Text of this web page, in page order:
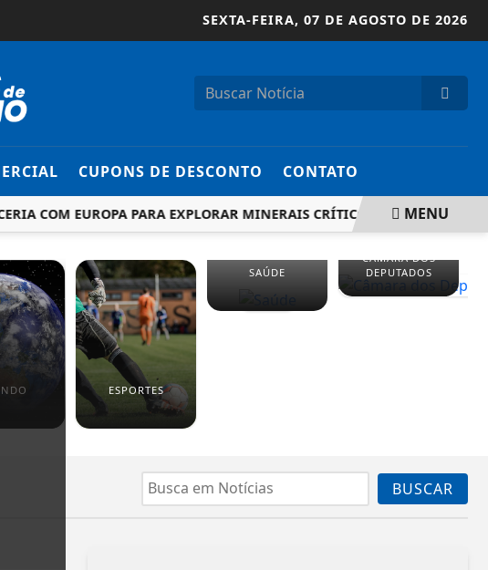
SEXTA-FEIRA, 07 DE AGOSTO DE 2026
CUPONS DE DESCONTO CONTATO
COM EUROPA PARA EXPLORAR MINERAIS CRÍTICOS PERÍCIA FOI
MENU
ESPORTES
SAÚDE
CÂMARA DOS
DEPUTADOS
BUSCAR